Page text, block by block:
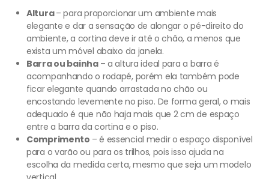
Altura– para proporcionar um ambiente mais
elegante e dar a sensação de alongar o pé-direito do
ambiente, a cortina deve ir até o chão, a menos que
exista um móvel abaixo da janela.
Barra ou bainha – a altura ideal para a barra é
acompanhando o rodapé, porém ela também pode
ficar elegante quando arrastada no chão ou
encostando levemente no piso. De forma geral, o mais
adequado é que não haja mais que 2 cm de espaço
entre a barra da cortina e o piso.
Comprimento – é essencial medir o espaço disponível
para o varão ou para os trilhos, pois isso ajuda na
escolha da medida certa, mesmo que seja um modelo